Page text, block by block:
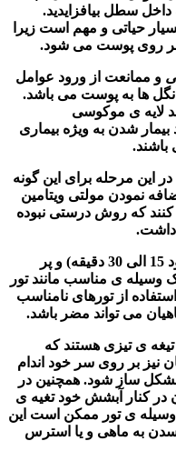
داخل سطل بیافزایدید.
حیاتی و مهم است زیرا
روی پوست می شود.
و ممانعت از ورود عوامل
ها به پوست می باشد.
لایه ی موکوسی
شدن به ویژه بیماری
این مرحله برای این گونه
نمودن مولتی ویتامین
که روش درستی نبوده
داشت.
پس از گذشت مدت زمان لازم (در حدود 15 الی 30 دقیقه) و پر
وسیله ی مناسب مانند تور
از تورهای نامناسب
می تواند مضر باشد.
ی تیزی هستند که
نیز بر روی سر خود اندام
ساز شود. همچنین در
در کنار آبشش خود تغیه ی
وسیله ی تور ممکن است این
به ماهی و یا استرس